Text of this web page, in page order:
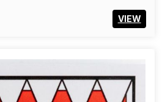
VIEW